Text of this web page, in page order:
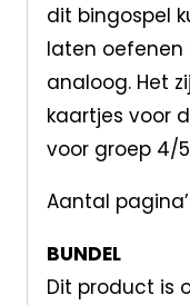
dit bingospel
laten oefenen
analoog. Het
kaartjes voor
voor groep 4/
Aantal
BUNDEL
Dit product is